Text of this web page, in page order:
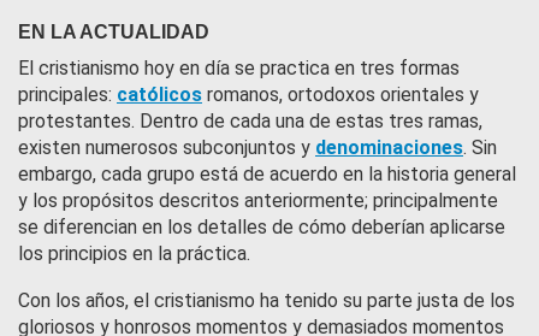
EN LA ACTUALIDAD
El cristianismo hoy en día se practica en tres formas
principales: católicos romanos, ortodoxos orientales y
protestantes. Dentro de cada una de estas tres ramas,
existen numerosos subconjuntos y denominaciones. Sin
embargo, cada grupo está de acuerdo en la historia general
y los propósitos descritos anteriormente; principalmente
se diferencian en los detalles de cómo deberían aplicarse
los principios en la práctica.
Con los años, el cristianismo ha tenido su parte justa de los
gloriosos y honrosos momentos y demasiados momentos